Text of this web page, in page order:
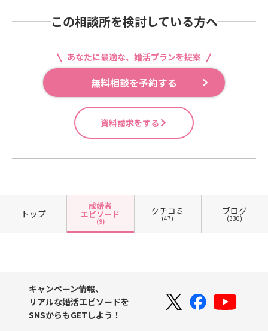
この相談所を検討している方へ
あなたに最適な、婚活プランを提案
無料相談を予約する
資料請求をする
トップ
成婚者
エピソード
(9)
クチコミ
(47)
ブログ
(330)
キャンペーン情報、
リアルな婚活エピソードを
SNSからもGETしよう！